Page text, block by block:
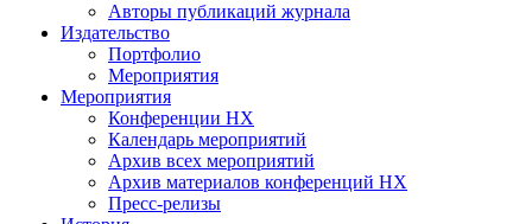
Авторы публикаций журнала
Издательство
Портфолио
Мероприятия
Мероприятия
Конференции НХ
Календарь мероприятий
Архив всех мероприятий
Архив материалов конференций НХ
Пресс-релизы